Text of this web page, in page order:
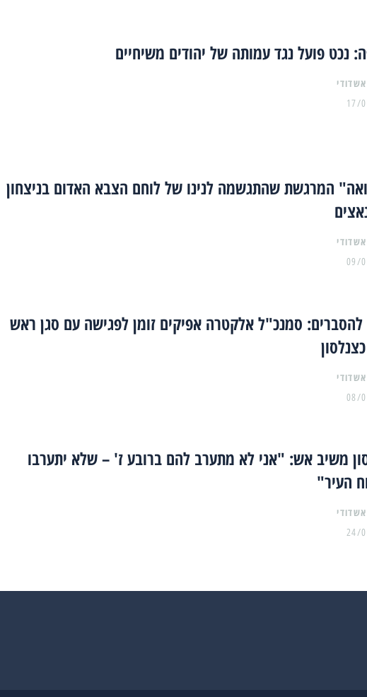
נכט פועל נגד עמותה של יהודים משיחיים
17/
המרגשת שהתגשמה לנינו של לוחם הצבא האדום בניצחון
09/
סמנכ"ל אלקטרה אפיקים זומן לפגישה עם סגן ראש
08/
משיב אש: "אני לא מתערב להם ברובע ז' – שלא יתערבו
העיר"
24/